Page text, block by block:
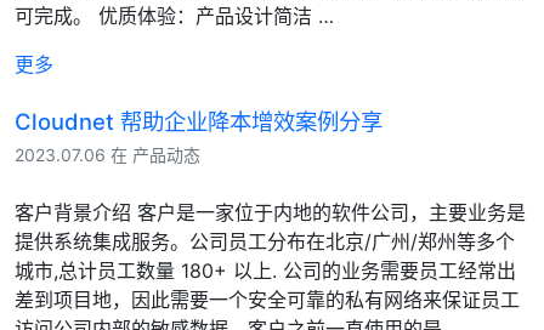
可完成。 优质体验：产品设计简洁 …
更多
Cloudnet 帮助企业降本增效案例分享
2023.07.06 在 产品动态
客户背景介绍 客户是一家位于内地的软件公司，主要业务是
提供系统集成服务。公司员工分布在北京/广州/郑州等多个
城市,总计员工数量 180+ 以上. 公司的业务需要员工经常出
差到项目地，因此需要一个安全可靠的私有网络来保证员工